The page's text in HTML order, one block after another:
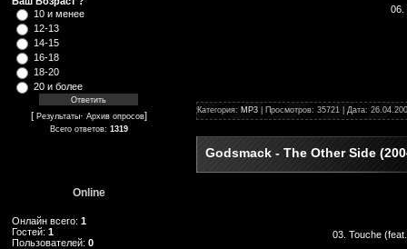
10 и менее
12-13
14-15
16-18
18-20
20 и более
[ Результаты· Архив опросов]
Всего ответов: 1319
Online
Онлайн всего: 1
Гостей: 1
Пользователей: 0
06.
Категория: MP3 | Просмотров: 35721 | Дата:
Godsmack - The Other Side
03. Touche